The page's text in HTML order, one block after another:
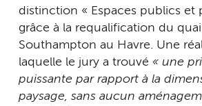
distinction « Espaces publics et
grâce à la requalification du
Southampton au Havre. Une
laquelle le jury a trouvé « une
puissante par rapport à la
paysage, sans aucun